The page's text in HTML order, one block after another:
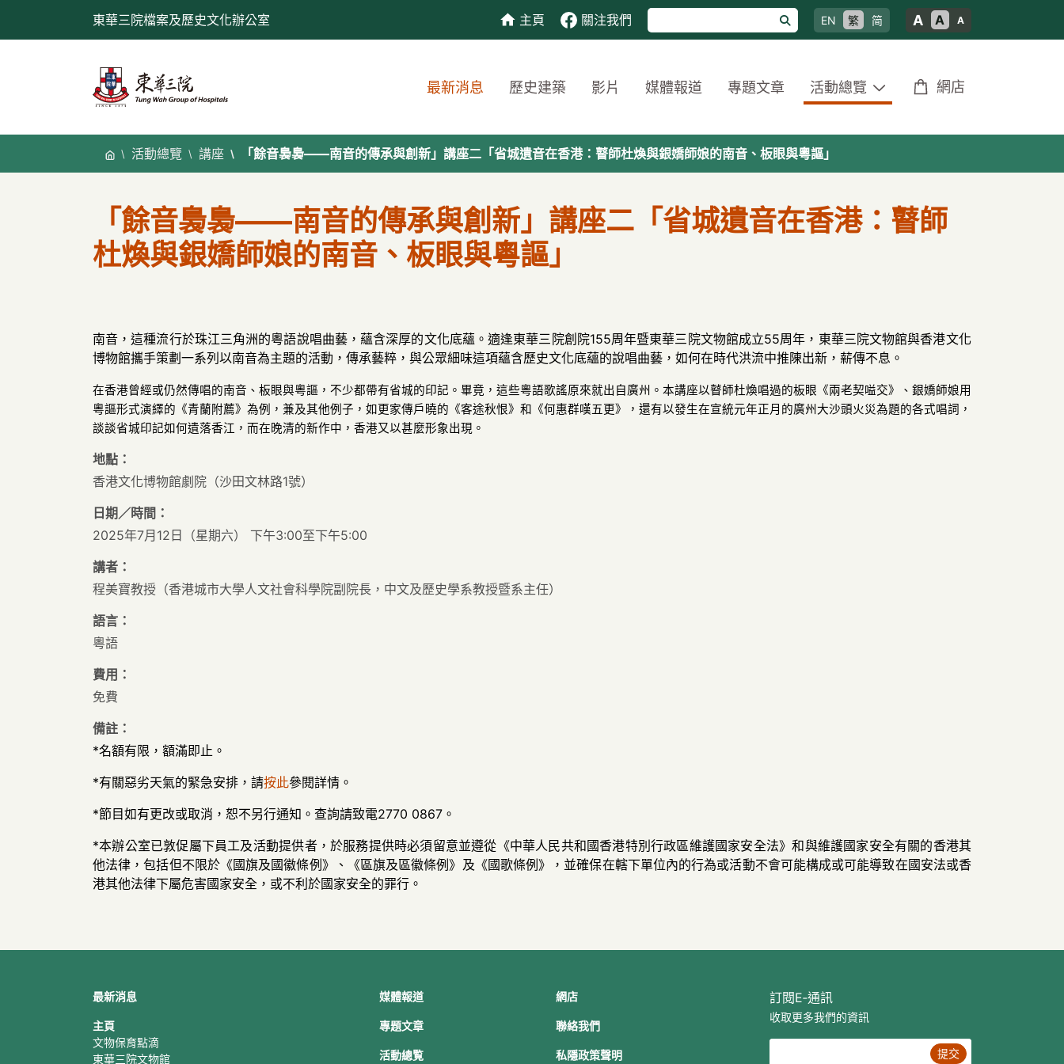
東華三院檔案及歷史文化辦公室 主頁 關注我們 EN 繁 简 A A A
最新消息 歷史建築 影片 媒體報道 專題文章 活動總覽 網店
活動總覽 講座 「餘音裊裊——南音的傳承與創新」講座二「省城遺音在香港：瞽師杜煥與銀嬌師娘的南音、板眼與粵謳」
「餘音裊裊——南音的傳承與創新」講座二「省城遺音在香港：瞽師
杜煥與銀嬌師娘的南音、板眼與粵謳」
南音，這種流行於珠江三角洲的粵語說唱曲藝，蘊含深厚的文化底蘊。適逢東華三院創院155周年暨‍‍東‍華‍三‍院文物館成立55周年，東華三院文物館與香港文化
博物館攜手策劃一系列以南音為主題的活動，傳承藝粹，與公眾細味這項蘊含歷史文化底蘊的說唱曲藝，如何在時代洪流中推陳出新，薪傳不息。
在香港曾經或仍然傳唱的南音、板眼與粵謳，不少都帶有省城的印記。畢竟，這些粵語歌謠原來就出自廣州。本講座以瞽師杜煥唱過的板眼《兩老契嗌交》、銀嬌師娘用
粵謳形式演繹的《青蘭附薦》為例，兼及其他例子，如更家傳戶曉的《客途秋恨》和《何惠群嘆五更》，還有以發生在宣統元年正月的廣州大沙頭火災為題的各式唱詞，
談談省城印記如何遺落香江，而在晚清的新作中，香港又以甚麼形象出現。
地點：
香港文化博物館劇院（沙田文林路1號）
日期／時間：
2025年7月12日（星期六） 下午3:00至下午5:00
講者：
程美寶教授（香港城市大學人文社會科學院副院長，中文及歷史學系教授暨系主任）
語言：
粵語
費用：
免費
備註：
*名額有限，額滿即止。
*有關惡劣天氣的緊急安排，請按此參閱詳情。
*節目如有更改或取消，恕不另行通知。查詢請致電2770 0867。
*本辦公室已敦促屬下員工及活動提供者，於服務提供時必須留意並遵從《中華人民共和國香港特別行政區維護國家安全法》和與維護國家安全有關的香港其
他法律，包括但不限於《國旗及國徽條例》、《區旗及區徽條例》及《國歌條例》，並確保在轄下單位內的行為或活動不會可能構成或可能導致在國安法或香
港其他法律下屬危害國家安全，或不利於國家安全的罪行。
最新消息
主頁
文物保育點滴
東華三院文物館
媒體報道
專題文章
活動總覧
網店
聯絡我們
私隱政策聲明
訂閱E‐通訊
收取更多我們的資訊
提交